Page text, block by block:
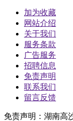
加为收藏
网站介绍
关于我们
服务条款
广告服务
招聘信息
免责声明
联系我们
留言反馈
免责声明：湖南高